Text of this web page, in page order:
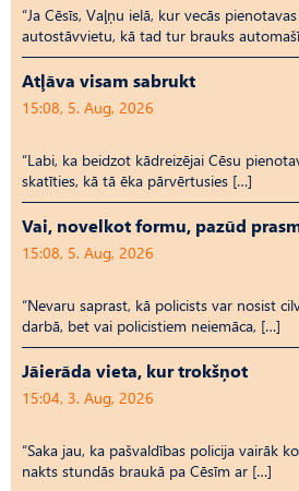
“Ja Cēsīs, Vaļņu ielā, kur vecās
autostāvvietu, kā tad tur brauks
Atļāva visam sabrukt
15:08, 5. Aug, 2026
“Labi, ka beidzot kādreizējai Cēsu
skatīties, kā tā ēka pārvērtusies […]
Vai, novelkot formu, pazūd
15:08, 5. Aug, 2026
“Nevaru saprast, kā policists var nosist
darbā, bet vai policistiem neiemāca, […]
Jāierāda vieta, kur trokšņot
15:04, 3. Aug, 2026
“Saka jau, ka pašvaldības policija vairāk
nakts stundās braukā pa Cēsīm ar […]